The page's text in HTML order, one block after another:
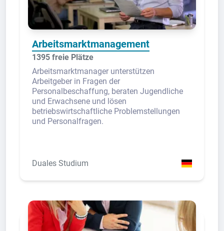
Arbeitsmarktmanagement
1395 freie Plätze
Arbeitsmarktmanager unterstützen
Arbeitgeber in Fragen der
Personalbeschaffung, beraten Jugendliche
und Erwachsene und lösen
betriebswirtschaftliche Problemstellungen
und Personalfragen.
Duales Studium